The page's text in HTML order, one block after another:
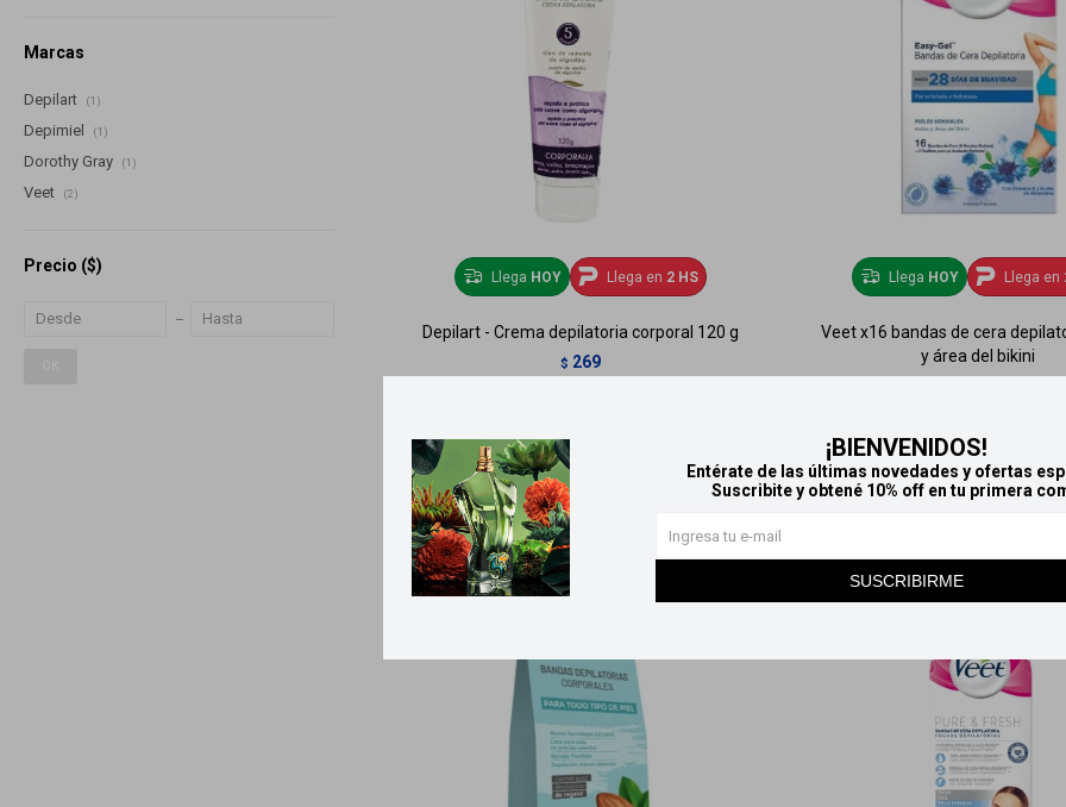
¡BIENVENIDOS!
Entérate de las últimas novedades y ofertas
Suscribite y obtené 10% off en tu primera
SUSCRIBIRME
Llega HOY Llega en 2 HS
Depilart - Crema depilatoria corporal 120 g
$ 269
Llega HOY Llega en
Veet x16 bandas de cera
y área del bikini
Marcas
Depilart (1)
Depimiel (1)
Dorothy Gray (1)
Veet (2)
Precio ($)